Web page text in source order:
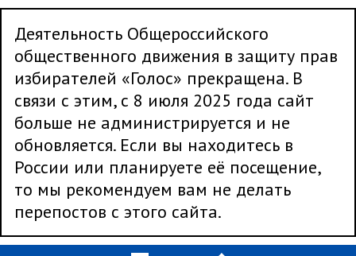
Деятельность Общероссийского
общественного движения в защиту прав
избирателей «Голос» прекращена. В
связи с этим, с 8 июля 2025 года сайт
больше не администрируется и не
обновляется. Если вы находитесь в
России или планируете её посещение,
то мы рекомендуем вам не делать
перепостов с этого сайта.